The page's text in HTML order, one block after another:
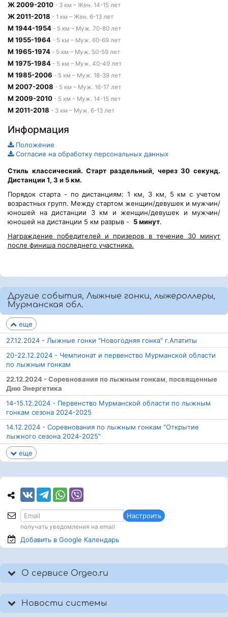
Ж 2009-2010 - 3 км – Жен. 14-15 лет
Ж 2011-2018 - 1 км – Жен. 6-13 лет
М 1944-1954 - 5 км – Муж. 70-80 лет
М 1955-1964 - 5 км – Муж. 60-69 лет
М 1965-1974 - 5 км – Муж. 50-59 лет
М 1975-1984 - 5 км – Муж. 40-49 лет
М 1985-2006 - 5 км – Муж. 18-39 лет
М 2007-2008 - 5 км – Муж. 16-17 лет
М 2009-2010 - 5 км – Муж. 14-15 лет
М 2011-2018 - 3 км – Муж. 6-13 лет
Информация
Положение
Согласие на обработку персональных данных
Стиль классический. Старт раздельный, через 30 секунд.
Дистанции 1, 3 и 5 км.
Порядок старта - по дистанциям: 1 км, 3 км, 5 км с учетом
возрастных групп. Между стартом женщин/девушек и мужчин/
юношей на дистанции 3 км и женщин/девушек и мужчин/
юношей на дистанции 5 км разрыв - 5 минут.
Награждение победителей и призеров в течение 30 минут
после финиша последнего участника.
Другие события, Лыжные гонки, лыжероллеры,
Мурманская обл.
еще
27.12.2024 - Лыжные гонки "Новогодняя гонка" г.Апатиты
20-22.12.2024 - Чемпионат и первенство Мурманской области
по лыжным гонкам
22.12.2024 - Соревнования по лыжным гонкам, посвященные
Дню Энергетика
14-15.12.2024 - Первенство Мурманской области по лыжным
гонкам сезона 2024-2025
14.12.2024 - Соревнования по лыжным гонкам "Открытие
лыжного сезона 2024-2025"
еще
Настроить
получать уведомления на email
Добавить в Google Календарь
О сервисе Orgeo.ru
Новости системы